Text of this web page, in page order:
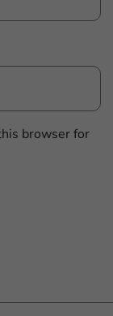
browser for